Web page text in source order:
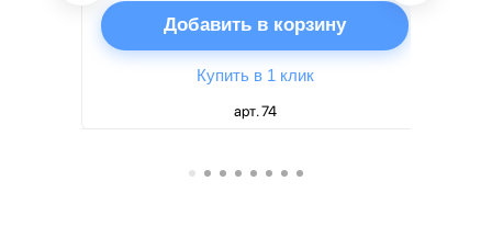
Добавить в корзину
Купить в 1 клик
арт. 74